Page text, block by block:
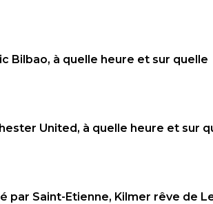
Bilbao, à quelle heure et sur quelle
United, à quelle heure et sur
par Saint-Etienne, Kilmer rêve de